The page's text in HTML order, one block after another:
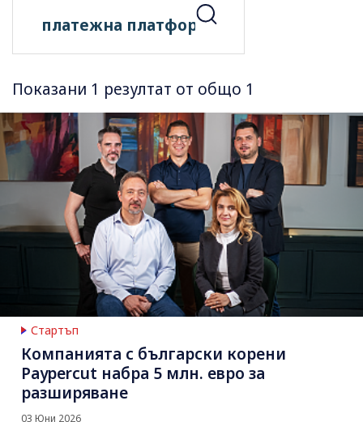
Показани 1 резултат от общо 1
Стартъп
Компанията с български корени
Paypercut набра 5 млн. евро за
разширяване
03 Юни 2026